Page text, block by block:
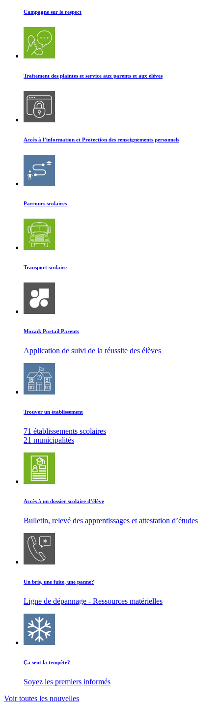
Campagne sur le respect
Traitement des plaintes et service aux parents et aux élèves
Accès à l’information et Protection des renseignements personnels
Parcours scolaires
Transport scolaire
Mozaïk Portail Parents
Application de suivi de la réussite des élèves
Trouver un établissement
71 établissements scolaires
21 municipalités
Accès à un dossier scolaire d’élève
Bulletin, relevé des apprentissages et attestation d’études
Un bris, une fuite, une panne?
Ligne de dépannage - Ressources matérielles
Ça sent la tempête?
Soyez les premiers informés
Voir toutes les nouvelles